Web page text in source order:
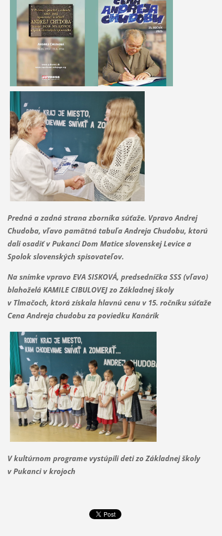
Predná a zadná strana zborníka súťaže. Vpravo Andrej
Chudoba, vľavo pamätná tabuľa Andreja Chudobu, ktorú
dali osadiť v Pukanci Dom Matice slovenskej Levice a
Spolok slovenských spisovateľov.
Na snímke vpravo EVA SISKOVÁ, predsedníčka SSS (vľavo)
blahoželá KAMILE CIBULOVEJ zo Základnej školy
v Tlmačoch, ktorá získala hlavnú cenu v 15. ročníku súťaže
Cena Andreja chudobu za poviedku Kanárik
V kultúrnom programe vystúpili deti zo Základnej školy
v Pukanci v krojoch